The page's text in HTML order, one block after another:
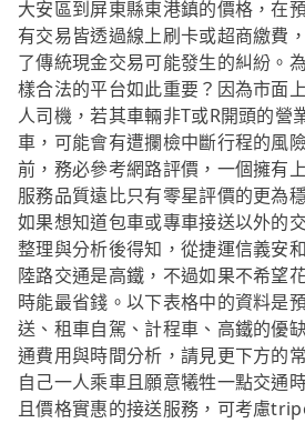
大安區到屏東縣東港鎮的價格，在
有交易皆透過線上刷卡或超商繳費
了傳統現金交易可能發生的糾紛。
樣合法的平台如此重要？因為市面
人司機，若其車輛非T或R開頭的營
車，可能會有遭攔檢中斷行程的風
前，務必參考網路評價，一個擁有
服務品質遠比只有零星評價的更為
如果想知道包車或專車接送以外的
整理與分析後得知，從捷運信義安
陸路交通是高鐵，不過如果不希望
時能最省錢。以下表格中的資料是
送、租車自駕、計程車、高鐵的優
通費用與時間分析，請見更下方的
自己一人乘車且願意犧牲一點交通
且價格實惠的接送服務，可考慮